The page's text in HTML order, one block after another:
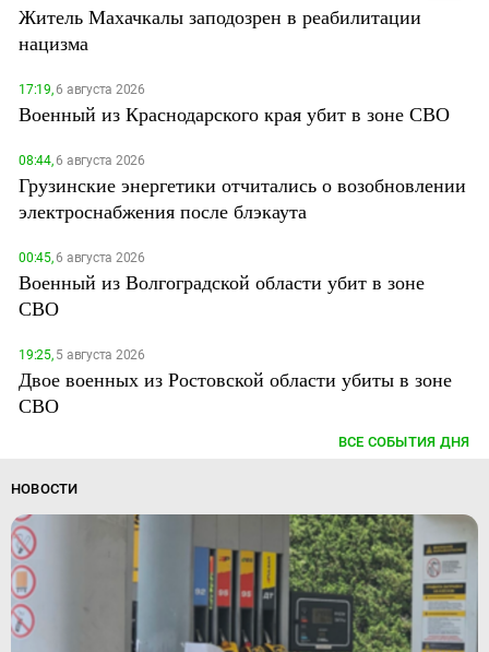
Житель Махачкалы заподозрен в реабилитации
нацизма
17:19,6 августа 2026
Военный из Краснодарского края убит в зоне СВО
08:44,6 августа 2026
Грузинские энергетики отчитались о возобновлении
электроснабжения после блэкаута
00:45,6 августа 2026
Военный из Волгоградской области убит в зоне
СВО
19:25,5 августа 2026
Двое военных из Ростовской области убиты в зоне
СВО
ВСЕ СОБЫТИЯ ДНЯ
НОВОСТИ